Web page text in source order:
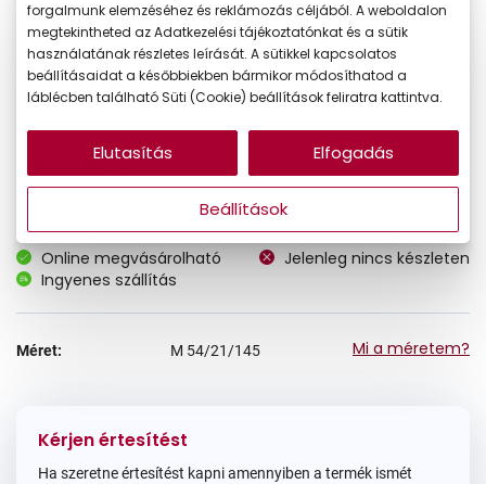
Ár: 32.690 Ft
Törzsvásárlói ár:
Online megvásárolható
Jelenleg nincs készleten
Ingyenes szállítás
Méret: M 54/21/145 Mi a méretem?
Kérjen értesítést
Ha szeretne értesítést kapni amennyiben a termék ismét
forgalmunk elemzéséhez és reklámozás céljából. A weboldalon
megtekintheted az Adatkezelési tájékoztatónkat és a sütik
használatának részletes leírását. A sütikkel kapcsolatos
beállításaidat a későbbiekben bármikor módosíthatod a
láblécben található Süti (Cookie) beállítások feliratra kattintva.
Beállítások
Elutasítás Elfogadás